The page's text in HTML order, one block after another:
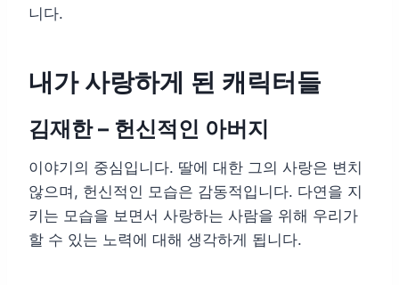
니다.
내가 사랑하게 된 캐릭터들
김재한 – 헌신적인 아버지
이야기의 중심입니다. 딸에 대한 그의 사랑은 변치
않으며, 헌신적인 모습은 감동적입니다. 다연을 지
키는 모습을 보면서 사랑하는 사람을 위해 우리가
할 수 있는 노력에 대해 생각하게 됩니다.